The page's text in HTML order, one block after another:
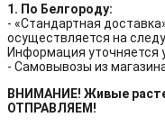
1. По Белгороду:
- «Стандартная
осуществляется на
Информация уточняется
- Самовывозы из
ВНИМАНИЕ! Живые
ОТПРАВЛЯЕМ!